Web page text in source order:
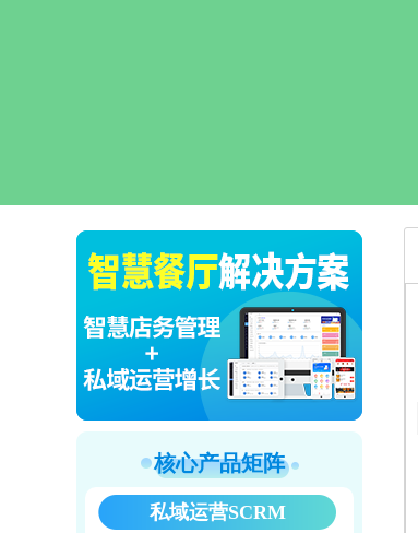
核心产品矩阵
私域运营SCRM